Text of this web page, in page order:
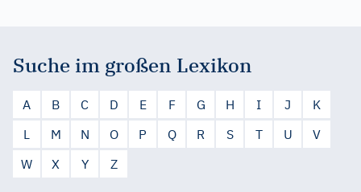
Suche im großen Lexikon
A B C D E F G H I J
K
L
M N O P Q R S T U
V
W
X Y Z